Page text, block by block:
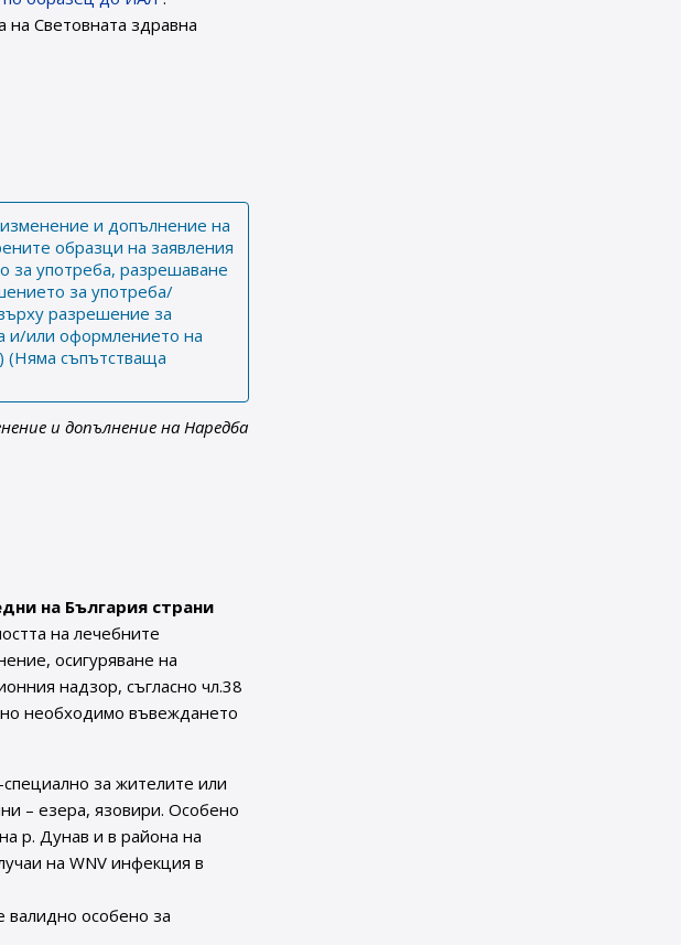
на Световната здравна
и допълнение на
образци на заявления
за употреба, разрешаване
за употреба/
разрешение за
и/или оформлението на
(Няма съпътстваща
и допълнение на Наредба
на България страни
на лечебните
осигуряване на
надзор, съгласно чл.38
необходимо въвеждането
за жителите или
– езера, язовири. Особено
р. Дунав и в района на
на WNV инфекция в
валидно особено за